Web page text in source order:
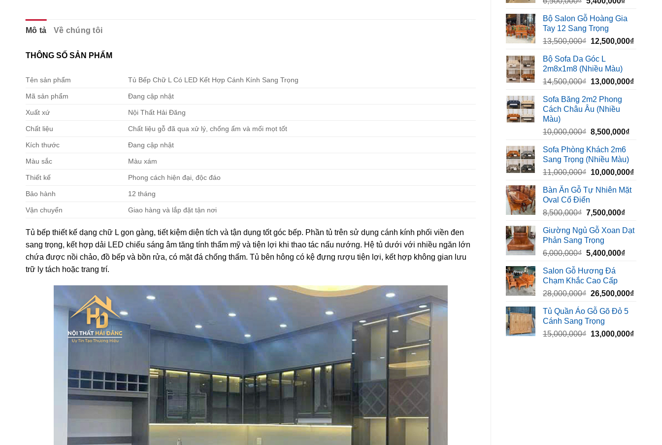
là:
6,500,000₫.
tại
Bộ Salon Gỗ Hoàng Gia
Tay 12 Sang Trọng
13,500,000₫ Giá
là:
13,500,000₫.
12,500,000₫Giá
Bộ Sofa Da Góc L
2m8x1m8 (Nhiều Màu)
14,500,000₫ Giá
là:
14,500,000₫.
13,000,000₫Giá
Sofa Băng 2m2 Phong
Cách Châu Âu (Nhiều
Màu)
10,000,000₫ Giá
là:
10,000,000₫.
8,500,000₫Giá
là:
Sofa Phòng Khách 2m6
Sang Trọng (Nhiều Màu)
11,000,000₫ Giá
là:
10,000,000₫Giá
Bàn Ăn Gỗ Tự Nhiên Mặt
Oval Cổ Điển
8,500,000₫ Giá
là:
8,500,000₫.
7,500,000₫Giá
tại
Giường Ngủ Gỗ Xoan Dạt
Phản Sang Trọng
6,000,000₫ Giá
là:
6,000,000₫.
5,400,000₫Giá
Salon Gỗ Hương Đá
Chạm Khắc Cao Cấp
28,000,000₫ Giá
là:
28,000,000₫.
26,500,000₫Giá
Tủ Quần Áo Gỗ Gõ Đỏ 5
Cánh Sang Trọng
15,000,000₫ Giá
13,000,000₫Giá
Mô tả Về chúng tôi
THÔNG SỐ SẢN PHẨM
Tên sản phẩm Tủ Bếp Chữ L Có LED Kết Hợp Cánh Kính Sang Trọng
Mã sản phẩm Đang cập nhật
Xuất xứ Nội Thất Hải Đăng
Chất liệu Chất liệu gỗ đã qua xử lý, chống ẩm và mối mọt tốt
Kích thước Đang cập nhật
Màu sắc Màu xám
Thiết kế Phong cách hiện đại, độc đáo
Bảo hành 12 tháng
Vận chuyển Giao hàng và lắp đặt tận nơi
Tủ bếp thiết kế dạng chữ L gọn gàng, tiết kiệm diện tích và tận dụng tốtgóc bếp. Phần tủ trên sử dụng cánh kính phối viền đen
sang trọng, kết hợp dải LED chiếu sáng âm tăng tính thẩm mỹ và tiện lợi khi thao tác nấu nướng. Hệ tủ dưới với nhiều ngăn lớn
chứa được nồi chảo, đồ bếp và bồn rửa, có mặtđá chống thấm. Tủ bên hông có kệ đựng rượu tiện lợi, kết hợp không gian lưu
trữ ly tách hoặc trang trí.